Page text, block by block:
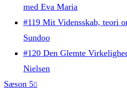
med Eva Maria
#119 Mit Vidensskab, teori
Sundoo
#120 Den Glemte
Nielsen
Sæson 5